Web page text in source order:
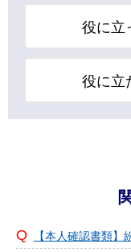
役に立
役に立
【本人確認書類】